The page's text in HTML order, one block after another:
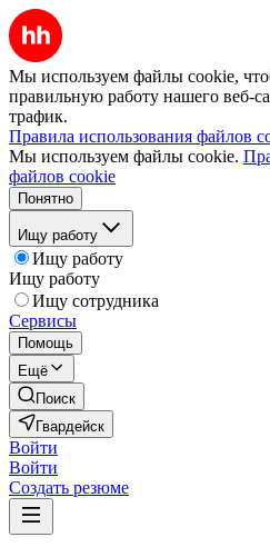
Мы используем файлы cookie,
правильную работу нашего веб-
трафик.
Правила использования файлов
Мы используем файлы cookie.
файлов cookie
Понятно
Ищу работу
Ищу работу
Ищу работу
Ищу сотрудника
Сервисы
Помощь
Ещё
Поиск
Гвардейск
Войти
Войти
Создать резюме